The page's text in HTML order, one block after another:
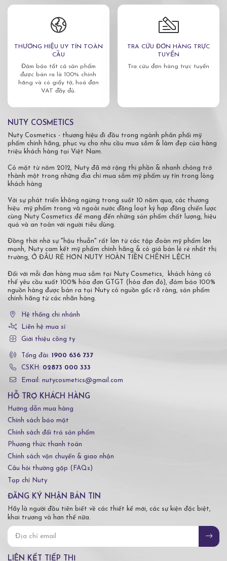
THƯƠNG HIỆU UY TÍN TOÀN
CẦU
Đảm bảo tất cả sản phẩm
được bán ra là 100% chính
hãng và có giấy tờ, hoá đơn
VAT đầy đủ.
TRA CỨU ĐƠN HÀNG TRỰC
TUYẾN
Tra cứu đơn hàng trực tuyến
NUTY COSMETICS
Nuty Cosmetics - thương hiệu đi đầu trong ngành phân phối mỹ
phẩm chính hãng, phục vụ cho nhu cầu mua sắm & làm đẹp của hàng
triệu khách hàng tại Việt Nam.
Có mặt từ năm 2012, Nuty đã mở rộng thị phần & nhanh chóng trở
thành một trong những địa chỉ mua sắm mỹ phẩm uy tín trong lòng
khách hàng
Với sự phát triển không ngừng trong suốt 10 năm qua, các thương
hiệu mỹ phẩm trong và ngoài nước đồng loạt ký hợp đồng chiến lược
cùng Nuty Cosmetics để mang đến những sản phẩm chất lượng, hiệu
quả và an toàn với người tiêu dùng.
Đồng thời nhờ sự "hậu thuẫn" rất lớn từ các tập đoàn mỹ phẩm lớn
mạnh, Nuty cam kết mỹ phẩm chính hãng & có giá bán lẻ rẻ nhất thị
trường, Ở ĐÂU RẺ HƠN NUTY HOÀN TIỀN CHÊNH LỆCH.
Đối với mỗi đơn hàng mua sắm tại Nuty Cosmetics, khách hàng có
thể yêu cầu xuất 100% hóa đơn GTGT (hóa đơn đỏ), đảm bảo 100%
nguồn hàng được bán ra tại Nuty có nguồn gốc rõ ràng, sản phẩm
chính hãng từ các nhãn hàng.
Hệ thống chi nhánh
Liên hệ mua sỉ
Giới thiệu công ty
Tổng đài: 1900 636 737
CSKH: 02873 000 333
Email: nutycosmetics@gmail.com
HỖ TRỢ KHÁCH HÀNG
Hướng dẫn mua hàng
Chính sách bảo mật
Chính sách đổi trả sản phẩm
Phương thức thanh toán
Chính sách vận chuyển & giao nhận
Câu hỏi thường gặp (FAQs)
Tạp chí Nuty
ĐĂNG KÝ NHẬN BẢN TIN
Hãy là người đầu tiên biết về các thiết kế mới, các sự kiện đặc biệt,
khai trương và hơn thế nữa.
LIÊN KẾT TIẾP THỊ